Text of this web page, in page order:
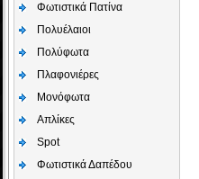
Φωτιστικά Πατίνα
Πολυέλαιοι
Πολύφωτα
Πλαφονιέρες
Μονόφωτα
Απλίκες
Spot
Φωτιστικά Δαπέδου